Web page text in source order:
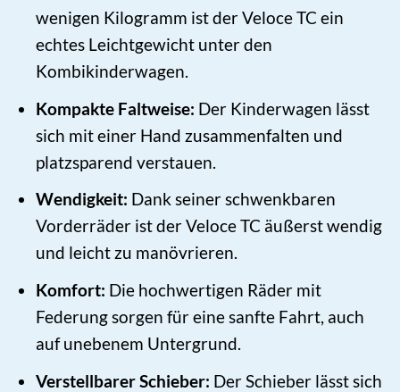
wenigen Kilogramm ist der Veloce TC ein
echtes Leichtgewicht unter den
Kombikinderwagen.
Kompakte Faltweise: Der Kinderwagen lässt
sich mit einer Hand zusammenfalten und
platzsparend verstauen.
Wendigkeit: Dank seiner schwenkbaren
Vorderräder ist der Veloce TC äußerst wendig
und leicht zu manövrieren.
Komfort: Die hochwertigen Räder mit
Federung sorgen für eine sanfte Fahrt, auch
auf unebenem Untergrund.
Verstellbarer Schieber: Der Schieber lässt sich